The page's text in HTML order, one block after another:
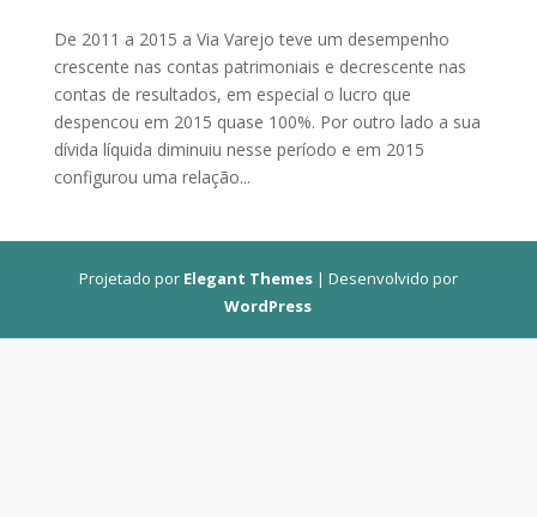
De 2011 a 2015 a Via Varejo teve um desempenho
crescente nas contas patrimoniais e decrescente nas
contas de resultados, em especial o lucro que
despencou em 2015 quase 100%. Por outro lado a sua
dívida líquida diminuiu nesse período e em 2015
configurou uma relação...
Projetado por Elegant Themes| Desenvolvido por
WordPress